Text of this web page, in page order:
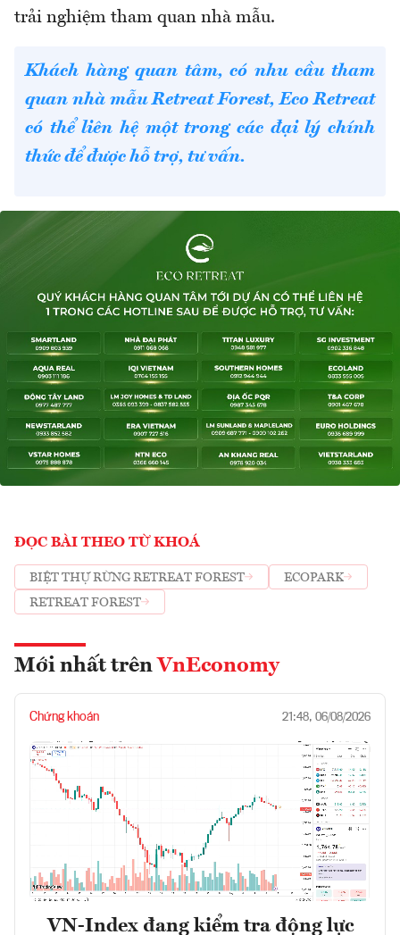
trải nghiệm tham quan nhà mẫu.
Khách hàng quan tâm, có nhu cầu tham
quan nhà mẫu Retreat Forest, Eco Retreat
có thể liên hệ một trong các đại lý chính
thức để được hỗ trợ, tư vấn.
ĐỌC BÀI THEO TỪ KHOÁ
BIỆT THỰ RỪNG RETREAT FOREST
ECOPARK
RETREAT FOREST
Mới nhất trên VnEconomy
Chứng khoán 21:48, 06/08/2026
VN-Index đang kiểm tra động lực